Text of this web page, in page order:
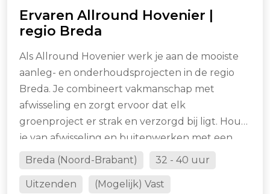
Ervaren Allround Hovenier |
regio Breda
Als Allround Hovenier werk je aan de mooiste
aanleg- en onderhoudsprojecten in de regio
Breda. Je combineert vakmanschap met
afwisseling en zorgt ervoor dat elk
groenproject er strak en verzorgd bij ligt. Houd
je van afwisseling en buitenwerken met een
goed team? Dan is dit jouw kans.
Breda (Noord-Brabant) 32 - 40 uur
Uitzenden (Mogelijk) Vast